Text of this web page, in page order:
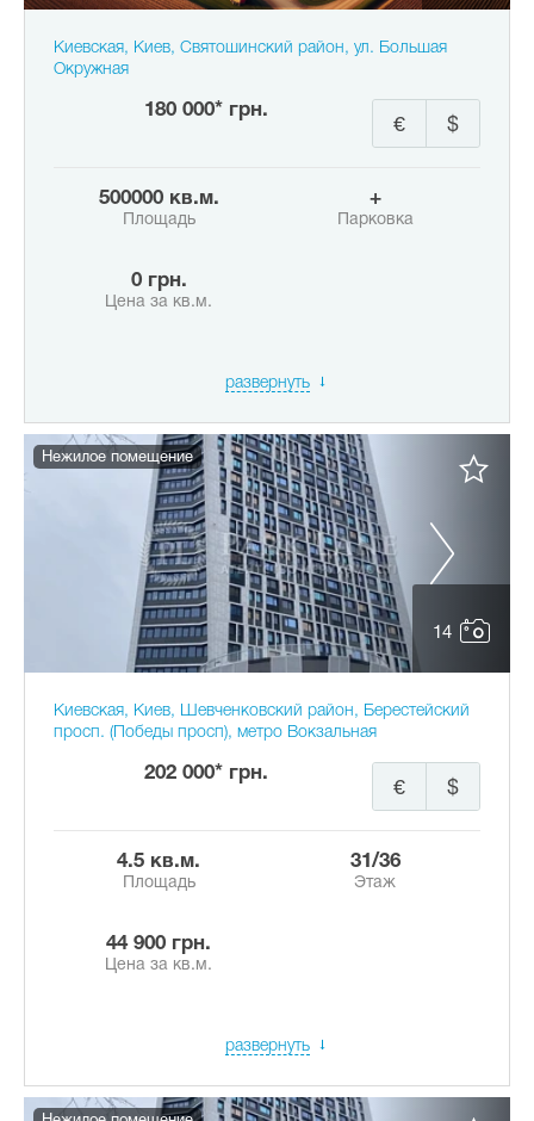
Киевская, Киев, Святошинский район, ул. Большая
Окружная
180 000* грн.
$
€
500000 кв.м.
Площадь
+
Парковка
0 грн.
Цена за кв.м.
развернуть
14
Нежилое помещение
Киевская, Киев, Шевченковский район, Берестейский
просп. (Победы просп), метро Вокзальная
202 000* грн.
$
€
4.5 кв.м.
Площадь
31/36
Этаж
44 900 грн.
Цена за кв.м.
развернуть